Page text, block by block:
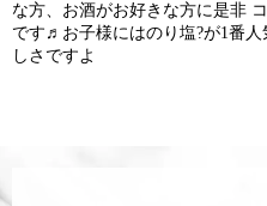
な方、お酒がお好きな方に是非
です♬お子様にはのり塩?が1番
しさですよ